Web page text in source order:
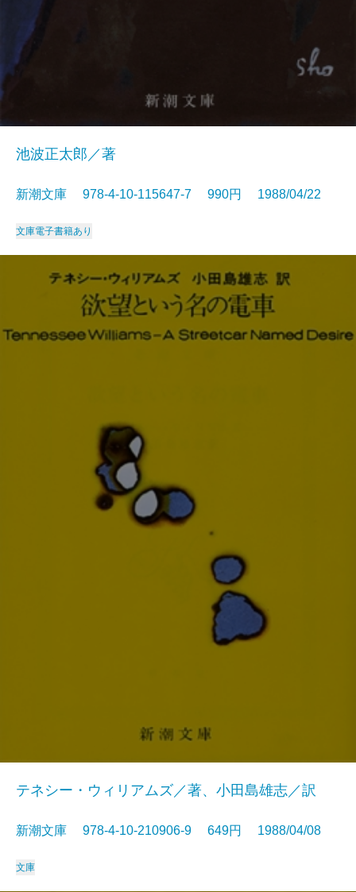
池波正太郎／著
新潮文庫 978-4-10-115647-7 990円 1988/04/22
文庫電子書籍あり
テネシー・ウィリアムズ／著、小田島雄志／訳
新潮文庫 978-4-10-210906-9 649円 1988/04/08
文庫